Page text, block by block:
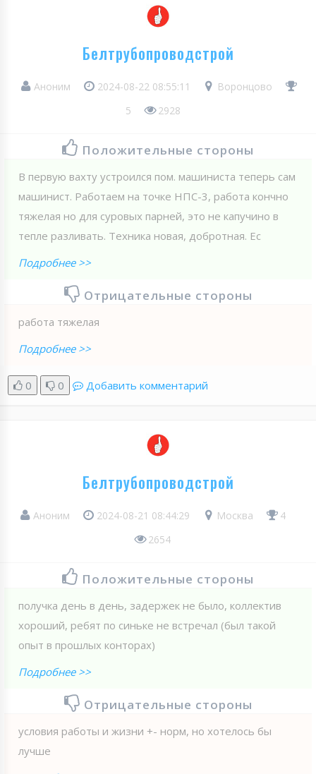
Белтрубопроводстрой
Аноним 2024-08-22 08:55:11
Воронцово
5
2928
Положительные стороны
В первую вахту устроился пом. машиниста теперь сам
машинист. Работаем на точке НПС-3, работа кончно
тяжелая но для суровых парней, это не капучино в
тепле разливать. Техника новая, добротная. Ес
Подробнее >>
Отрицательные стороны
работа тяжелая
Подробнее >>
0 0 Добавить комментарий
Белтрубопроводстрой
Аноним 2024-08-21 08:44:29 Москва
4
2654
Положительные стороны
получка день в день, задержек не было, коллектив
хороший, ребят по синьке не встречал (был такой
опыт в прошлых конторах)
Подробнее >>
Отрицательные стороны
условия работы и жизни +- норм, но хотелось бы
лучше